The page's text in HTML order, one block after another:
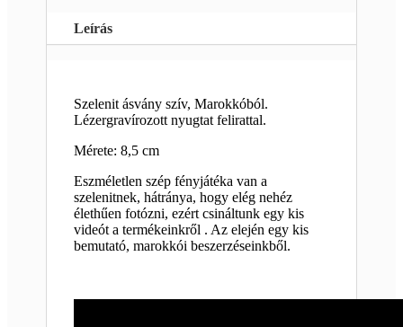
Leírás
Szelenit ásvány szív, Marokkóból.
Lézergravírozott nyugtat felirattal.
Mérete: 8,5 cm
Eszméletlen szép fényjátéka van a
szelenitnek, hátránya, hogy elég nehéz
élethűen fotózni, ezért csináltunk egy kis
videót a termékeinkről . Az elején egy kis
bemutató, marokkói beszerzéseinkből.